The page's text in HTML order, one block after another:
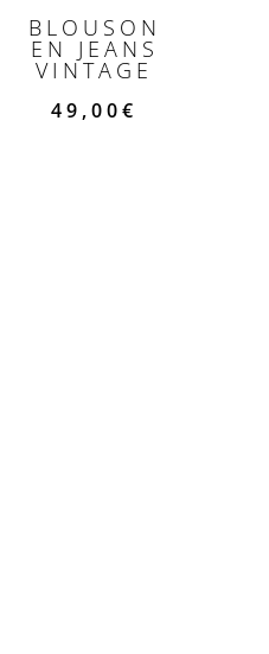
BLOUSON
EN JEANS
VINTAGE
49,00€